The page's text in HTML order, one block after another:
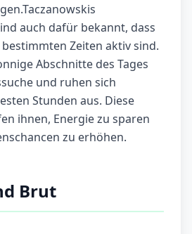
auch dafür bekannt, dass
Zeiten aktiv sind.
Abschnitte des Tages
und ruhen sich
Stunden aus. Diese
ihnen, Energie zu sparen
zu erhöhen.
Brut